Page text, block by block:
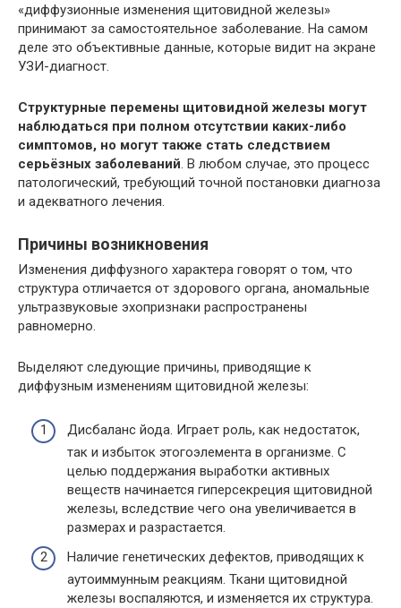
«диффузионные изменения щитовидной железы»
принимают за самостоятельное заболевание. На самом
деле это объективные данные, которые видит на экране
УЗИ-диагност.
Структурные перемены щитовидной железы могут
наблюдаться при полном отсутствии каких-либо
симптомов, но могут также стать следствием
серьёзных заболеваний. В любом случае, это процесс
патологический, требующий точной постановки диагноза
и адекватного лечения.
Причины возникновения
Изменения диффузного характера говорят о том, что
структура отличается от здорового органа, аномальные
ультразвуковые эхопризнаки распространены
равномерно.
Выделяют следующие причины, приводящие к
диффузным изменениям щитовидной железы:
Дисбаланс йода. Играет роль, как недостаток,
так и избыток этогоэлемента в организме. С
целью поддержания выработки активных
веществ начинается гиперсекреция щитовидной
железы, вследствие чего она увеличивается в
размерах и разрастается.
Наличие генетических дефектов, приводящих к
аутоиммунным реакциям. Ткани щитовидной
железы воспаляются, и изменяется их структура.